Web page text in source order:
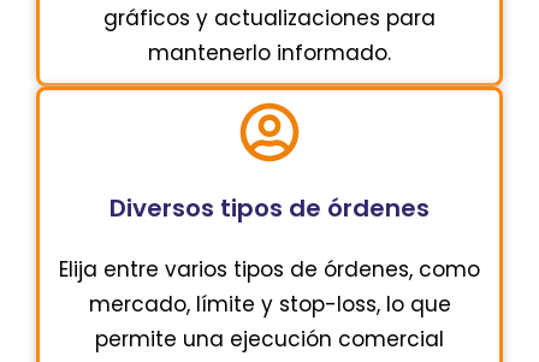
gráficos y actualizaciones para
mantenerlo informado.
Diversos tipos de órdenes
Elija entre varios tipos de órdenes, como
mercado, límite y stop-loss, lo que
permite una ejecución comercial